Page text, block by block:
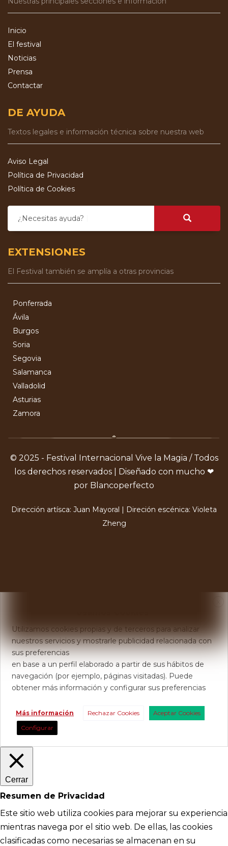
Inicio
El festival
Noticias
Prensa
Contactar
DE AYUDA
Textos legales e información técnica sobre nuestra web
Aviso Legal
Política de Privacidad
Política de Cookies
¿Necesitas ayuda?
EXTENSIONES
El Festival también se amplía a otras provincias
Ponferrada
Ávila
Burgos
Soria
Segovia
Salamanca
Valladolid
Asturias
Zamora
© 2025 - Festival Internacional Vive la Magia / Todos
los derechos reservados | Diseñado con mucho ❤
por Blancoperfecto
Dirección artísca: Juan Mayoral | Direción escénica: Violeta
Zheng
Utilizamos cookies propias y de terceros para analizar
nuestros servicios y mostrarle publicidad relacionada con
sus preferencias
en base a un perfil elaborado a partir de sus hábitos de
navegación (por ejemplo, páginas visitadas). Puede
obtener más información y configurar sus preferencias
Más información Rechazar Cookies
Aceptar Cookies
Configurar
Cerrar
Resumen de Privacidad
Este sitio web utiliza cookies para mejorar su experiencia
mientras navega por el sitio web. De ellas, las cookies
clasificadas como necesarias se almacenan en su